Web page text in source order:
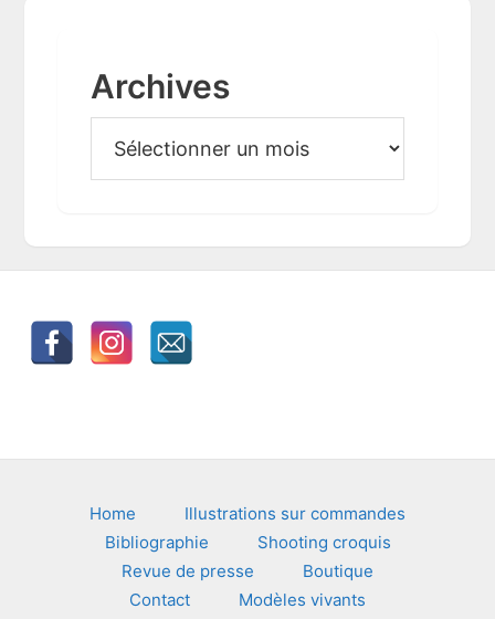
Archives
c
s
Footer
Home
Illustrations sur commandes
Bibliographie
Shooting croquis
Revue de presse
Boutique
Contact
Modèles vivants